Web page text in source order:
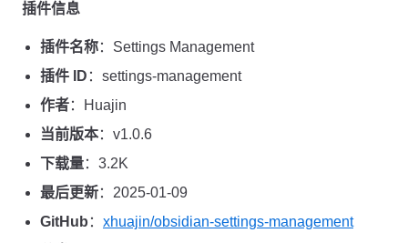
插件信息
插件名称：Settings Management
插件 ID ：settings-management
作者：Huajin
当前版本：v1.0.6
下载量：3.2K
最后更新：2025-01-09
GitHub ： xhuajin/obsidian-settings-management